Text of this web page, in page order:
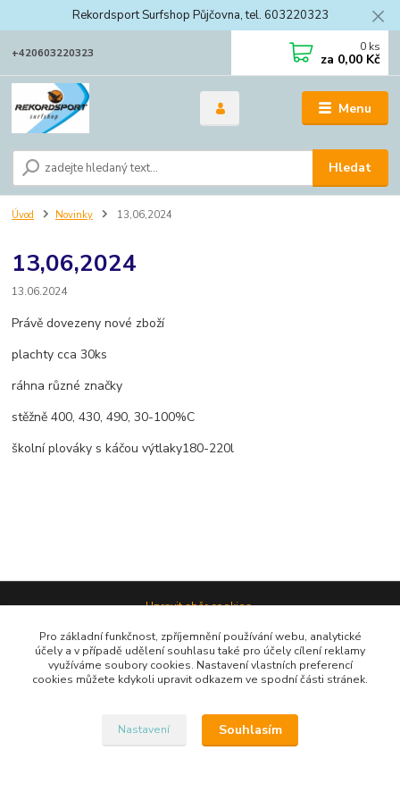
Rekordsport Surfshop Půjčovna, tel. 603220323
Menu
Hledat
+420603220323 0 ks
za 0,00 Kč
Úvod Novinky 13,06,2024
13,06,2024
13.06.2024
Právě dovezeny nové zboží
plachty cca 30ks
ráhna různé značky
stěžně 400, 430, 490, 30-100%C
školní plováky s káčou výtlaky180-220l
Upravit sběr cookies.
Vytvořeno na Eshop-rychle.cz
Pro základní funkčnost, zpříjemnění používání webu, analytické
účely a v případě udělení souhlasu také pro účely cílení reklamy
využíváme soubory cookies. Nastavení vlastních preferencí
cookies můžete kdykoli upravit odkazem ve spodní části stránek.
Nastavení Souhlasím